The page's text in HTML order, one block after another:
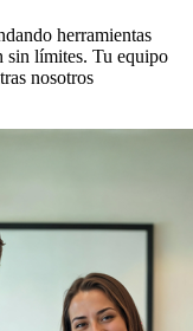
herramientas
sin límites. Tu equipo
nosotros